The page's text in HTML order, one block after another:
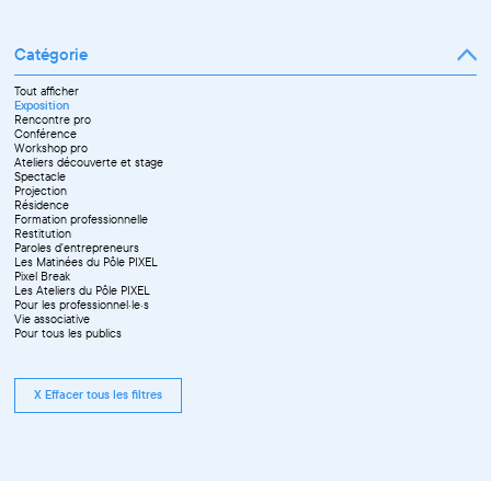
Catégorie
Tout afficher
Exposition
Rencontre pro
Conférence
Workshop pro
Ateliers découverte et stage
Spectacle
Projection
Résidence
Formation professionnelle
Restitution
Paroles d'entrepreneurs
Les Matinées du Pôle PIXEL
Pixel Break
Les Ateliers du Pôle PIXEL
Pour les professionnel·le·s
Vie associative
Pour tous les publics
X Effacer tous les filtres